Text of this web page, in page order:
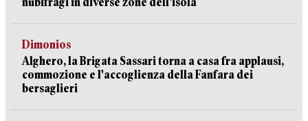
Dimonios
Alghero, la Brigata Sassari torna a casa fra applausi,
commozione e l'accoglienza della Fanfara dei
bersaglieri